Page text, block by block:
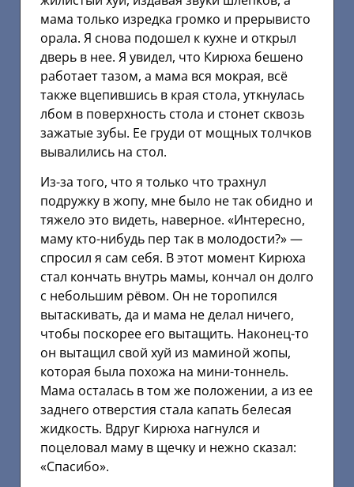
мама только изредка громко и прерывисто
орала. Я снова подошел к кухне и открыл
дверь в нее. Я увидел, что Кирюха бешено
работает тазом, а мама вся мокрая, всё
также вцепившись в края стола, уткнулась
лбом в поверхность стола и стонет сквозь
зажатые зубы. Ее груди от мощных толчков
вывалились на стол.
Из-за того, что я только что трахнул
подружку в жопу, мне было не так обидно и
тяжело это видеть, наверное. «Интересно,
маму кто-нибудь пер так в молодости?» —
спросил я сам себя. В этот момент Кирюха
стал кончать внутрь мамы, кончал он долго
с небольшим рёвом. Он не торопился
вытаскивать, да и мама не делал ничего,
чтобы поскорее его вытащить. Наконец-то
он вытащил свой хуй из маминой жопы,
которая была похожа на мини-тоннель.
Мама осталась в том же положении, а из ее
заднего отверстия стала капать белесая
жидкость. Вдруг Кирюха нагнулся и
поцеловал маму в щечку и нежно сказал:
«Спасибо».